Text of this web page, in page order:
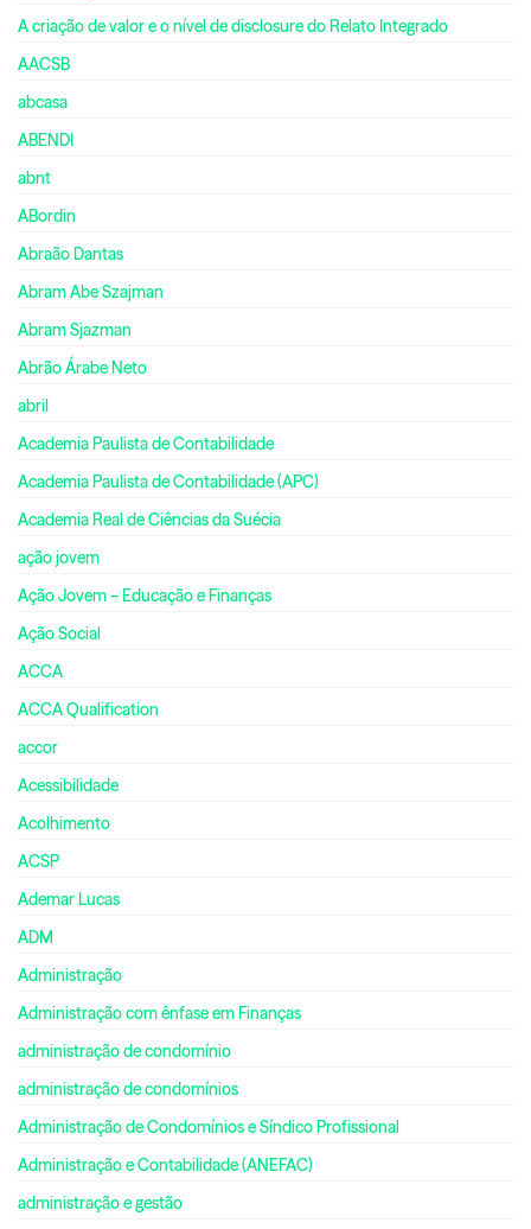
A criação de valor e o nível de disclosure do Relato Integrado
AACSB
abcasa
ABENDI
abnt
ABordin
Abraão Dantas
Abram Abe Szajman
Abram Sjazman
Abrão Árabe Neto
abril
Academia Paulista de Contabilidade
Academia Paulista de Contabilidade (APC)
Academia Real de Ciências da Suécia
ação jovem
Ação Jovem – Educação e Finanças
Ação Social
ACCA
ACCA Qualification
accor
Acessibilidade
Acolhimento
ACSP
Ademar Lucas
ADM
Administração
Administração com ênfase em Finanças
administração de condomínio
administração de condomínios
Administração de Condomínios e Síndico Profissional
Administração e Contabilidade (ANEFAC)
administração e gestão